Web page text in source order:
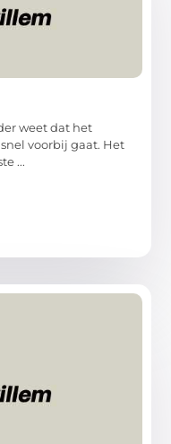
weet dat het
voorbij gaat. Het
...